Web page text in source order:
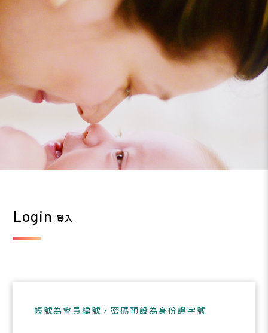
Login登入
帳號為會員編號，密碼預設為身份證字號